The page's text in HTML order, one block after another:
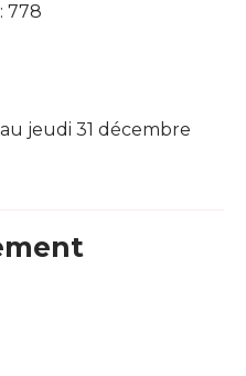
778
jeudi 31 décembre